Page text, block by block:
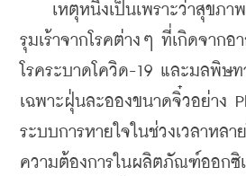
เหตุหนึ่งเป็นเพราะว่าสุขภาพ
รุมเร้าจากโรคต่างๆ ที่เกิดจากอ
โรคระบาดโควิด-19 และมลพิษ
เฉพาะฝุ่นละอองขนาดจิ๋วอย่าง
ระบบการหายใจในช่วงเวลาหล
ความต้องการในผลิตภัณฑ์ออกซิ